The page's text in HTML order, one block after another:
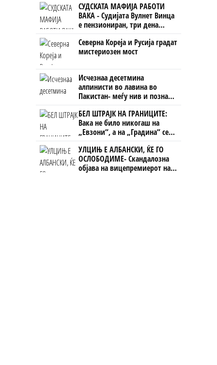
СУДСКАТА МАФИЈА РАБОТИ
ВАКА - Судијата Вулнет Винца
е пензиониран, три дена
откако му го врати пасошот
на бизнисменот Марковски
Северна Кореја и Русија градат
мистериозен мост
Исчезнаа десетмина
алпинисти во лавина во
Пакистан- меѓу нив и познат
Непалец
БЕЛ ШТРАЈК НА ГРАНИЦИТЕ:
Вака не било никогаш на
„Евзони“, а на „Градина“ се
чека и пет часа
УЛЦИЊ Е АЛБАНСКИ, ЌЕ ГО
ОСЛОБОДИМЕ- Скандалозна
објава на вицепремиерот на